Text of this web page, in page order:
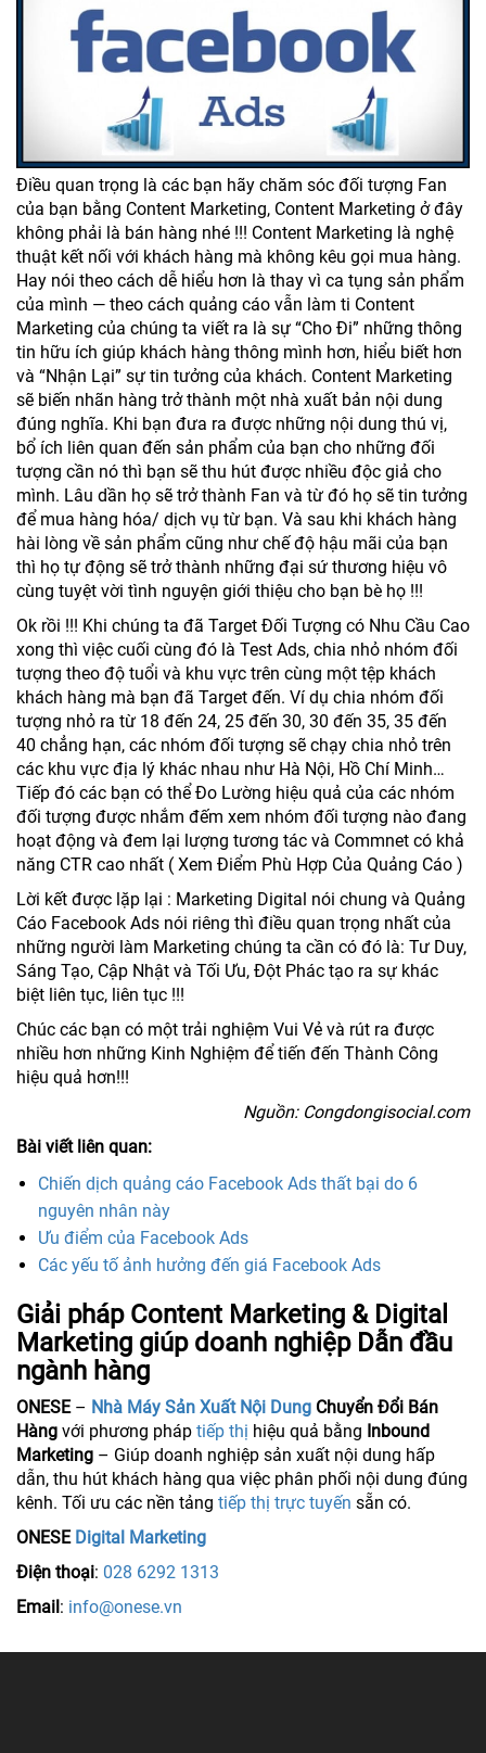
Điều quan trọng là các bạn hãy chăm sóc đối tượng Fan
của bạn bằng Content Marketing, Content Marketing ở đây
không phải là bán hàng nhé !!! Content Marketing là nghệ
thuật kết nối với khách hàng mà không kêu gọi mua hàng.
Hay nói theo cách dễ hiểu hơn là thay vì ca tụng sản phẩm
của mình — theo cách quảng cáo vẫn làm ti Content
Marketing của chúng ta viết ra là sự “Cho Đi” những thông
tin hữu ích giúp khách hàng thông mình hơn, hiểu biết hơn
và “Nhận Lại” sự tin tưởng của khách. Content Marketing
sẽ biến nhãn hàng trở thành một nhà xuất bản nội dung
đúng nghĩa. Khi bạn đưa ra được những nội dung thú vị,
bổ ích liên quan đến sản phẩm của bạn cho những đối
tượng cần nó thì bạn sẽ thu hút được nhiều độc giả cho
mình. Lâu dần họ sẽ trở thành Fan và từ đó họ sẽ tin tưởng
để mua hàng hóa/ dịch vụ từ bạn. Và sau khi khách hàng
hài lòng về sản phẩm cũng như chế độ hậu mãi của bạn
thì họ tự động sẽ trở thành những đại sứ thương hiệu vô
cùng tuyệt vời tình nguyện giới thiệu cho bạn bè họ !!!
Ok rồi !!! Khi chúng ta đã Target Đối Tượng có Nhu Cầu Cao
xong thì việc cuối cùng đó là Test Ads, chia nhỏ nhóm đối
tượng theo độ tuổi và khu vực trên cùng một tệp khách
khách hàng mà bạn đã Target đến. Ví dụ chia nhóm đối
tượng nhỏ ra từ 18 đến 24, 25 đến 30, 30 đến 35, 35 đến
40 chẳng hạn, các nhóm đối tượng sẽ chạy chia nhỏ trên
các khu vực địa lý khác nhau như Hà Nội, Hồ Chí Minh…
Tiếp đó các bạn có thể Đo Lường hiệu quả của các nhóm
đối tượng được nhắm đếm xem nhóm đối tượng nào đang
hoạt động và đem lại lượng tương tác và Commnet có khả
năng CTR cao nhất ( Xem Điểm Phù Hợp Của Quảng Cáo )
Lời kết được lặp lại : Marketing Digital nói chung và Quảng
Cáo Facebook Ads nói riêng thì điều quan trọng nhất của
những người làm Marketing chúng ta cần có đó là: Tư Duy,
Sáng Tạo, Cập Nhật và Tối Ưu, Đột Phác tạo ra sự khác
biệt liên tục, liên tục !!!
Chúc các bạn có một trải nghiệm Vui Vẻ và rút ra được
nhiều hơn những Kinh Nghiệm để tiến đến Thành Công
hiệu quả hơn!!!
Nguồn: Congdongisocial.com
Bài viết liên quan:
Chiến dịch quảng cáo Facebook Ads thất bại do 6
nguyên nhân này
Ưu điểm của Facebook Ads
Các yếu tố ảnh hưởng đến giá Facebook Ads
Giải pháp Content Marketing & Digital
Marketing giúp doanh nghiệp Dẫn đầu
ngành hàng
ONESE– Nhà Máy Sản Xuất Nội Dung Chuyển Đổi Bán
Hàng với phương pháp tiếp thị hiệu quả bằng Inbound
Marketing – Giúp doanh nghiệp sản xuất nội dung hấp
dẫn, thu hút khách hàng qua việc phân phối nội dung đúng
kênh. Tối ưu các nền tảng tiếp thị trực tuyến sẵn có.
ONESE Digital Marketing
Điện thoại: 028 6292 1313
Email: info@onese.vn